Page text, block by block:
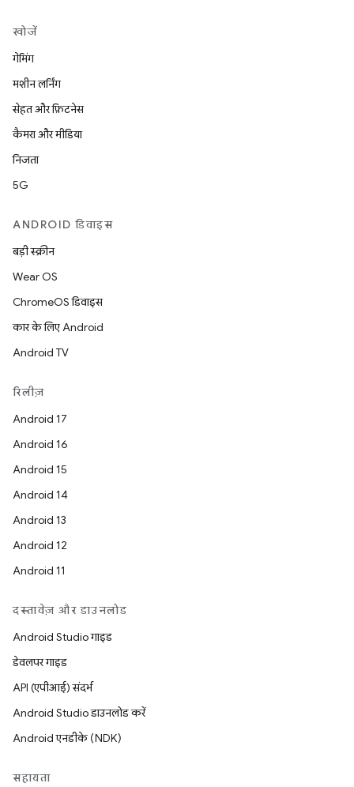
खोजें
गेमिंग
मशीन लर्निंग
सेहत और फ़िटनेस
कैमरा और मीडिया
निजता
5G
ANDROID डिवाइस
बड़ी स्क्रीन
Wear OS
ChromeOS डिवाइस
कार के लिए Android
Android TV
रिलीज़
Android 17
Android 16
Android 15
Android 14
Android 13
Android 12
Android 11
दस्तावेज़ और डाउनलोड
Android Studio गाइड
डेवलपर गाइड
API (एपीआई) संदर्भ
Android Studio डाउनलोड करें
Android एनडीके (NDK)
सहायता